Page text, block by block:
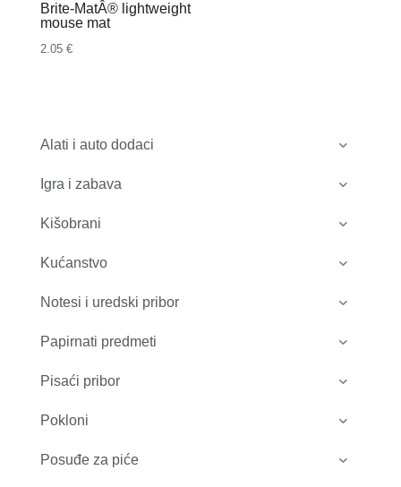
Alati i auto dodaci
Igra i zabava
Kišobrani
Kućanstvo
Notesi i uredski pribor
Papirnati predmeti
Pisaći pribor
Pokloni
Posuđe za piće
Brite-MatÂ® lightweight
mouse mat
2.05 €